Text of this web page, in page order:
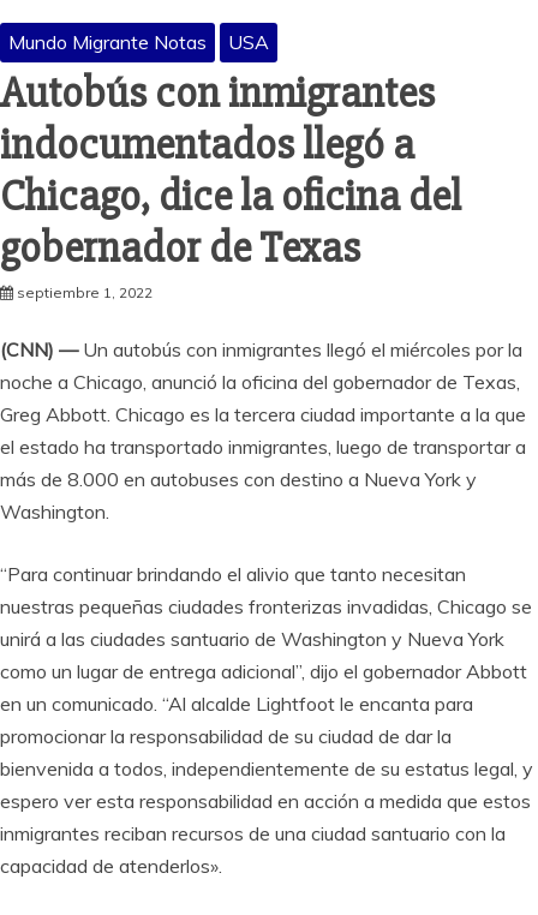
Mundo Migrante Notas USA
Autobús con inmigrantes
indocumentados llegó a
Chicago, dice la oficina del
gobernador de Texas
septiembre 1, 2022
(CNN) —Un autobús con inmigrantes llegó el miércoles por la
noche a Chicago, anunció la oficina del gobernador de Texas,
Greg Abbott. Chicago es la tercera ciudad importante a la que
el estado ha transportado inmigrantes, luego de transportar a
más de 8.000 en autobuses con destino a Nueva York y
Washington.
“Para continuar brindando el alivio que tanto necesitan
nuestras pequeñas ciudades fronterizas invadidas, Chicago se
unirá a las ciudades santuario de Washington y Nueva York
como un lugar de entrega adicional”, dijo el gobernador Abbott
en un comunicado. “Al alcalde Lightfoot le encanta para
promocionar la responsabilidad de su ciudad de dar la
bienvenida a todos, independientemente de su estatus legal, y
espero ver esta responsabilidad en acción a medida que estos
inmigrantes reciban recursos de una ciudad santuario con la
capacidad de atenderlos».